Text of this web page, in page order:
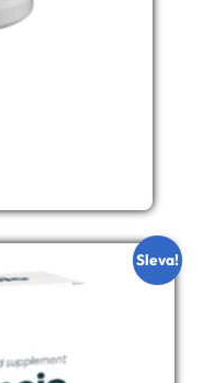
Sleva!